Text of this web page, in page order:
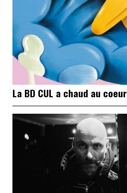
La BD CUL a chaud au coeur